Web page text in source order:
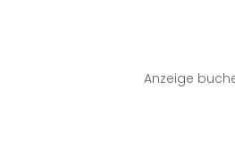
Anzeige